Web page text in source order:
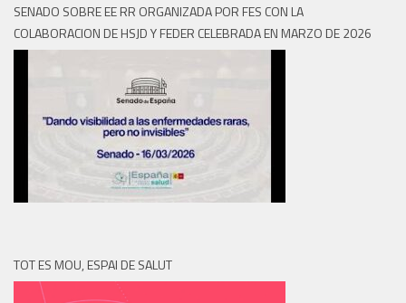
SENADO SOBRE EE RR ORGANIZADA POR FES CON LA
COLABORACION DE HSJD Y FEDER CELEBRADA EN MARZO DE 2026
TOT ES MOU, ESPAI DE SALUT